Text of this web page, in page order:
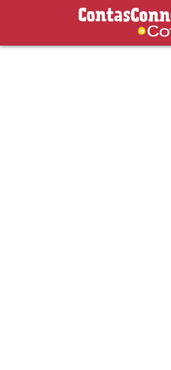
Contas Connosco by